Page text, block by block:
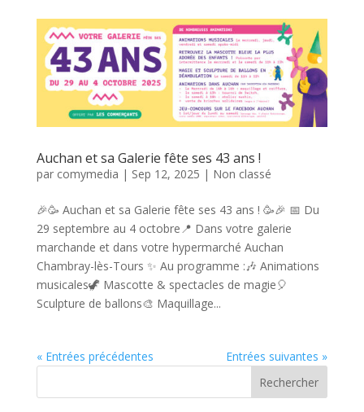
Auchan et sa Galerie fête ses 43 ans !
par comymedia | Sep 12, 2025 | Non classé
🎉🥳 Auchan et sa Galerie fête ses 43 ans ! 🥳🎉 📅 Du
29 septembre au 4 octobre📍 Dans votre galerie
marchande et dans votre hypermarché Auchan
Chambray-lès-Tours ✨ Au programme :🎶 Animations
musicales🦖 Mascotte & spectacles de magie🎈
Sculpture de ballons🎨 Maquillage...
« Entrées précédentes
Entrées suivantes »
Rechercher